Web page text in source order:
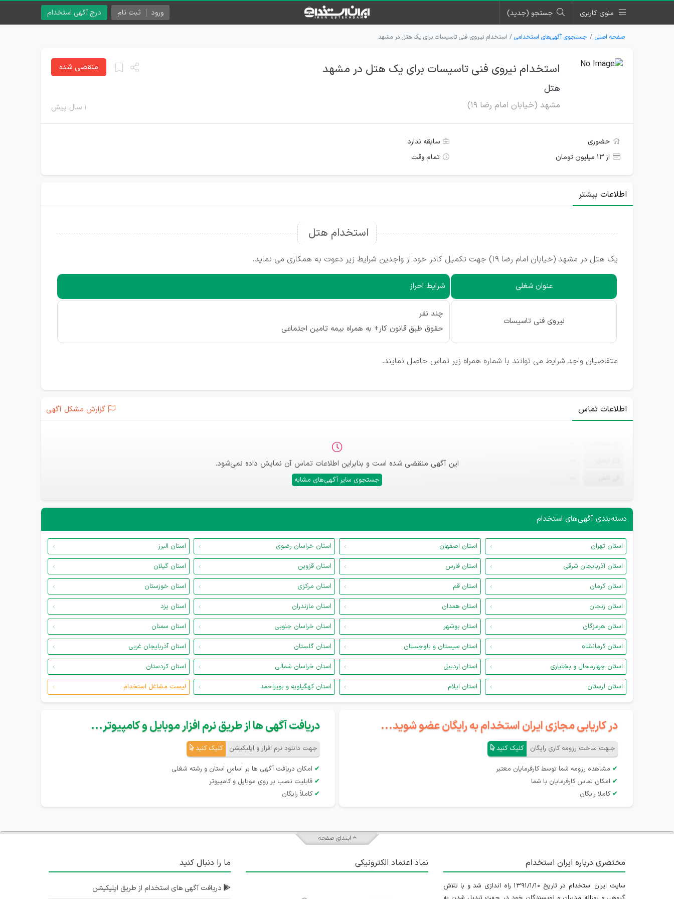
منوی کاربری جستجو (جدید) درج آگهی استخدام ورود ثبت نام
صفحه اصلی جستجوی آگهی‌های استخدامی استخدام نیروی فنی تاسیسات برای یک هتل در مشهد
استخدام نیروی فنی تاسیسات برای یک هتل در مشهد
هتل
مشهد (خیابان امام رضا 19) ۱ سال پیش
منقضی شده
حضوری
سابقه ندارد
از ۱۳ میلیون تومان
تمام وقت
اطلاعات بیشتر
استخدام هتل
یک هتل در مشهد (خیابان امام رضا 19) جهت تکمیل کادر خود از واجدین شرایط زیر دعوت به همکاری می نماید.
عنوان شغلی شرایط احراز
نیروی فنی تاسیسات
چند نفر
حقوق طبق قانون کار+ به همراه بیمه تامین اجتماعی
متقاضیان واجد شرایط می توانند با شماره همراه زیر تماس حاصل نمایند.
اطلاعات تماس گزارش مشکل آگهی
این آگهی منقضی شده است و بنابراین اطلاعات تماس آن نمایش داده نمی‌شود.
جستجوی سایر آگهی‌های مشابه
دسته‌بندی آگهی‌های استخدام
استان تهران استان اصفهان استان خراسان رضوی
استان البرز
استان آذربایجان شرقی
استان فارس استان قزوین
استان گیلان
استان کرمان
استان قم استان مرکزی
استان خوزستان
استان زنجان
استان همدان استان مازندران
استان یزد
استان هرمزگان
استان بوشهر استان خراسان جنوبی
استان سمنان
استان کرمانشاه
استان سیستان و بلوچستان استان گلستان
استان آذربایجان غربی
استان چهارمحال و بختیاری
استان اردبیل استان خراسان شمالی
استان کردستان
استان لرستان
استان ایلام استان کهگیلویه و بویراحمد لیست مشاغل استخدام
در کاریابی مجازی ایران استخدام به رایگان عضو شوید...
جـهت ساخت رزومه کاری رایگان کلیک کنید
✔ مشاهده رزومه شما توسط کارفرمایان معتبر
✔ امکان تماس کارفرمایان با شما
✔ کاملا رایگان
دریافت آگهی ها از طریق نرم افزار موبایل و کامپیوتر...
جهت دانلود نرم افزار و اپلیکیشن کلیک کنید
✔ امکان دریافت آگهی ها بر اساس استان و رشته شغلی
✔ قابلیت نصب بر روی موبایل و کامپیوتر
✔ کاملاً رایگان
ابتدای صفحه
مختصری درباره ایران استخدام
سایت ایران استخدام در تاریخ ۱۳۹۱/۱/۱۰ راه اندازی شد و با تلاش
نماد اعتماد الکترونیکی ما را دنبال کنید
دریافت آگهی های استخدام از طریق اپلیکیشن